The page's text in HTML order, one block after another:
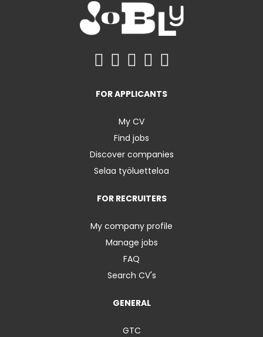
FOR APPLICANTS
My CV
Find jobs
Discover companies
Selaa työluetteloa
FOR RECRUITERS
My company profile
Manage jobs
FAQ
Search CV's
GENERAL
GTC